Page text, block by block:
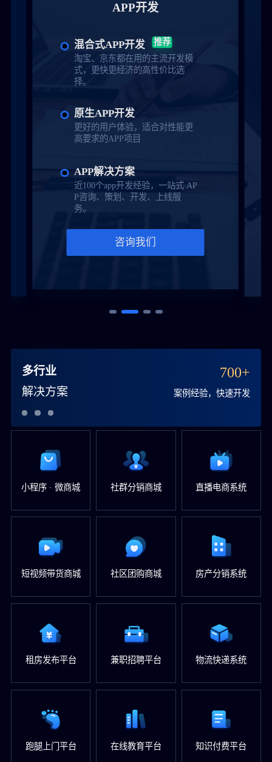
APP开发
混合式APP开发
推荐
淘宝、京东都在用的主流开发模
式，更快更经济的高性价比选
择。
原生APP开发
更好的用户体验，适合对性能更
高要求的APP项目
APP解决方案
近100个app开发经验，一站式 AP
P咨询、策划、开发、上线服
务。
咨询我们
多行业
解决方案
700+
案例经验，快速开发
小程序 · 微商城 社群分销商城 直播电商系统
短视频带货商城 社区团购商城 房产分销系统
租房发布平台 兼职招聘平台 物流快递系统
跑腿上门平台 在线教育平台 知识付费平台